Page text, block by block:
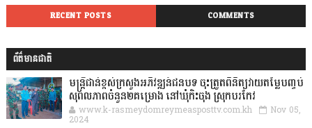
RECENT POSTS COMMENTS
ព័ត៌មានជាតិ
មន្ត្រីជាន់ខ្ពស់ក្រសួងអភិវឌ្ឍន៍ជនបទ ចុះត្រួតពិនិត្យវាយតម្លៃបញ្ចប់
សុពលភាពចំនួន២គម្រោង នៅឃុំកិះចុង ស្រុកបរកែវ
www.k-rasmeydomreymeasposttv.com.kh Nov 05,
2024